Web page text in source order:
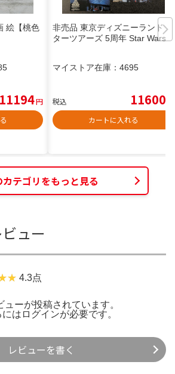
絵【桃色
11194円
非売品 東京ディズニーランド ス
ターツアーズ 5周年 Star Wars
マイストア在庫： 4695
税込 11600
カートに入れる
カテゴリをもっと見る
ュー
4.3点
ーが投稿されています。
には ログインが必要です。
レビューを書く